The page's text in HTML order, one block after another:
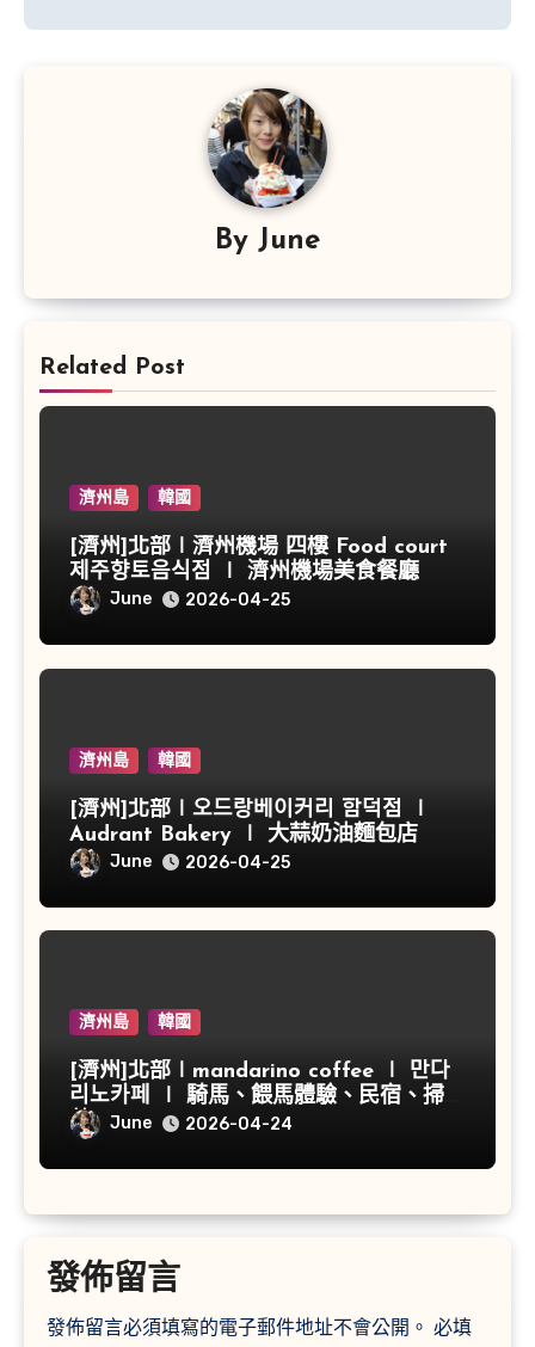
By June
Related Post
濟州島 韓國
[濟州]北部∣濟州機場 四樓 Food court
제주향토음식점 ∣ 濟州機場美食餐廳
June 2026-04-25
濟州島 韓國
[濟州]北部∣오드랑베이커리 함덕점 ∣
Audrant Bakery ∣ 大蒜奶油麵包店
June 2026-04-25
濟州島 韓國
[濟州]北部∣mandarino coffee ∣ 만다
리노카페 ∣ 騎馬、餵馬體驗、民宿、掃帚
草
June 2026-04-24
發佈留言
發佈留言必須填寫的電子郵件地址不會公開。 必填